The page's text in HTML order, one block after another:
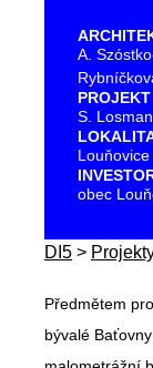
A.
PROJEKT
S.
Louňovice
obec
DI5 >
Předmětem
bývalé